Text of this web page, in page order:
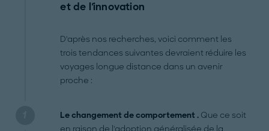
et de l'innovation
D'après nos recherches, voici comment les
trois tendances suivantes devraient réduire les
voyages longue distance dans un avenir
proche :
Le changement de comportement . Que ce soit